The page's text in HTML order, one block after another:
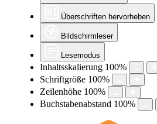
Überschriften hervorheben
Bildschirmleser
Lesemodus
Inhaltsskalierung 100%
Schriftgröße 100%
Zeilenhöhe 100%
Buchstabenabstand 100%